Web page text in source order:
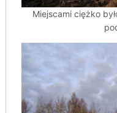
Miejscami ciężko